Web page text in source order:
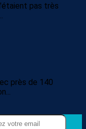
pas très
près de 140